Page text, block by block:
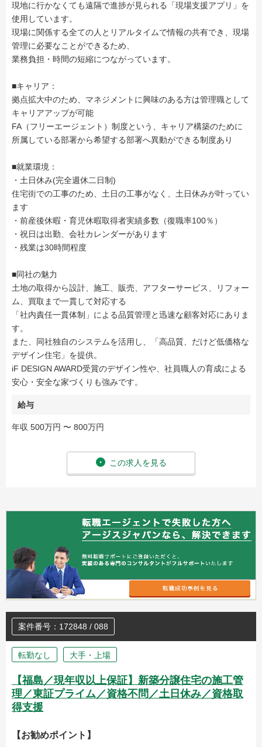
現地に行かなくても遠隔で進捗が見られる「現場支援アプリ」を
使用しています。
現場に関係する全ての人とリアルタイムで情報の共有でき、現場
管理に必要なことができるため、
業務負担・時間の短縮につながっています。
■キャリア：
拠点拡大中のため、マネジメントに興味のある方は管理職として
キャリアアップが可能
FA（フリーエージェント）制度という、キャリア構築のために
所属している部署から希望する部署へ異動ができる制度あり
■就業環境：
・土日休み(完全週休二日制)
住宅街での工事のため、土日の工事がなく、土日休みが叶ってい
ます
・前産後休暇・育児休暇取得者実績多数（復職率100％）
・祝日は出勤、会社カレンダーがあります
・残業は30時間程度
■同社の魅力
土地の取得から設計、施工、販売、アフターサービス、リフォー
ム、買取まで一貫して対応する
「社内責任一貫体制」による品質管理と迅速な顧客対応にありま
す。
また、同社独自のシステムを活用し、「高品質、だけど低価格な
デザイン住宅」を提供。
iF DESIGN AWARD受賞のデザイン性や、社員職人の育成による
安心・安全な家づくりも強みです。
給与
年収 500万円 〜 800万円
この求人を見る
案件番号：172848 / 088
転勤なし 大手・上場
【福島／現年収以上保証】新築分譲住宅の施工管
理／東証プライム／資格不問／土日休み／資格取
得支援
【お勧めポイント】